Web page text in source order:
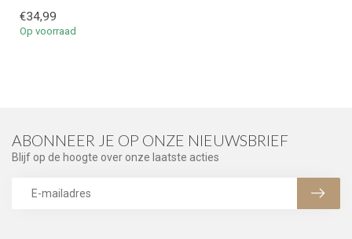
€34,99
Op voorraad
ABONNEER JE OP ONZE NIEUWSBRIEF
Blijf op de hoogte over onze laatste acties